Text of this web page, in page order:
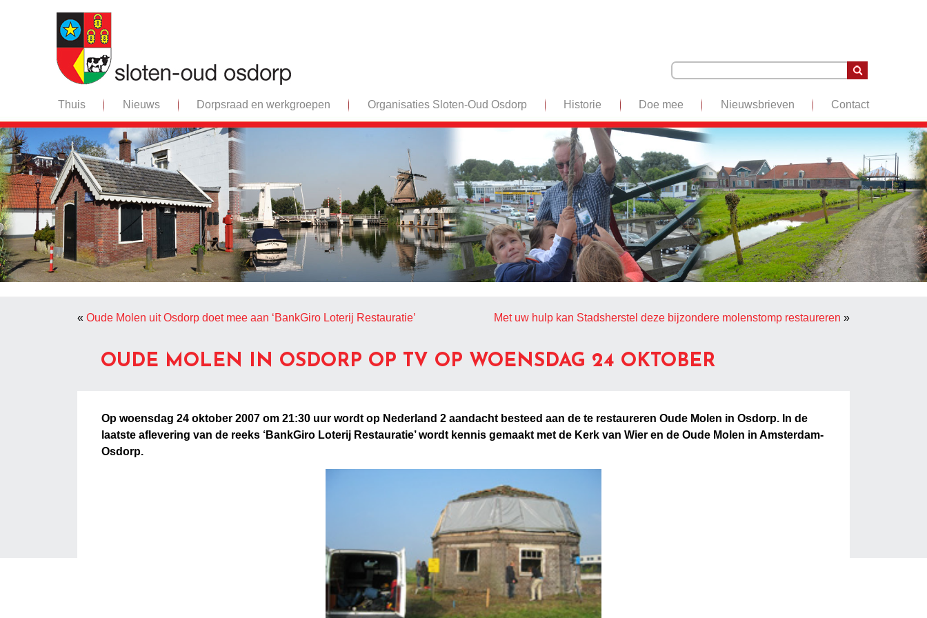
Thuis Nieuws Dorpsraad en werkgroepen Organisaties Sloten-Oud Osdorp Historie Doe mee Nieuwsbrieven Contact
« Oude Molen uit Osdorp doet mee aan ‘BankGiro Loterij Restauratie’ Met uw hulp kan Stadsherstel deze bijzondere molenstomp restaureren »
OUDE MOLEN IN OSDORP OP TV OP WOENSDAG 24 OKTOBER
Op woensdag 24 oktober 2007 om 21:30 uur wordt op Nederland 2 aandacht besteed aan de te restaureren Oude Molen in Osdorp. In de
laatste aflevering van de reeks ‘BankGiro Loterij Restauratie’ wordt kennis gemaakt met de Kerk van Wier en de Oude Molen in Amsterdam-
Osdorp.